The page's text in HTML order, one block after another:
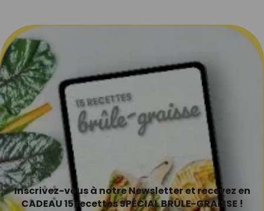
Inscrivez-vous à notre Newsletter et recevez en
CADEAU 15 recettes SPÉCIAL BRÛLE-GRAISSE !